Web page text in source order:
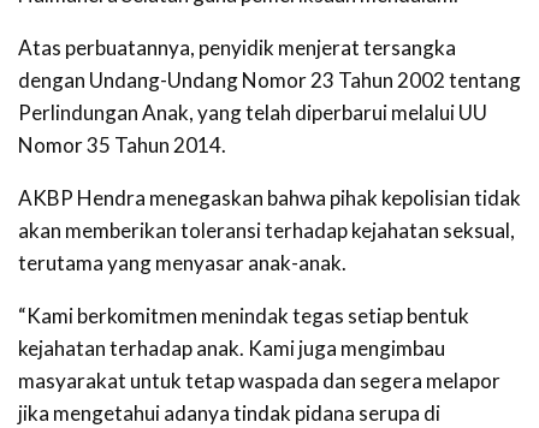
Atas perbuatannya, penyidik menjerat tersangka
dengan Undang-Undang Nomor 23 Tahun 2002 tentang
Perlindungan Anak, yang telah diperbarui melalui UU
Nomor 35 Tahun 2014.
AKBP Hendra menegaskan bahwa pihak kepolisian tidak
akan memberikan toleransi terhadap kejahatan seksual,
terutama yang menyasar anak-anak.
“Kami berkomitmen menindak tegas setiap bentuk
kejahatan terhadap anak. Kami juga mengimbau
masyarakat untuk tetap waspada dan segera melapor
jika mengetahui adanya tindak pidana serupa di